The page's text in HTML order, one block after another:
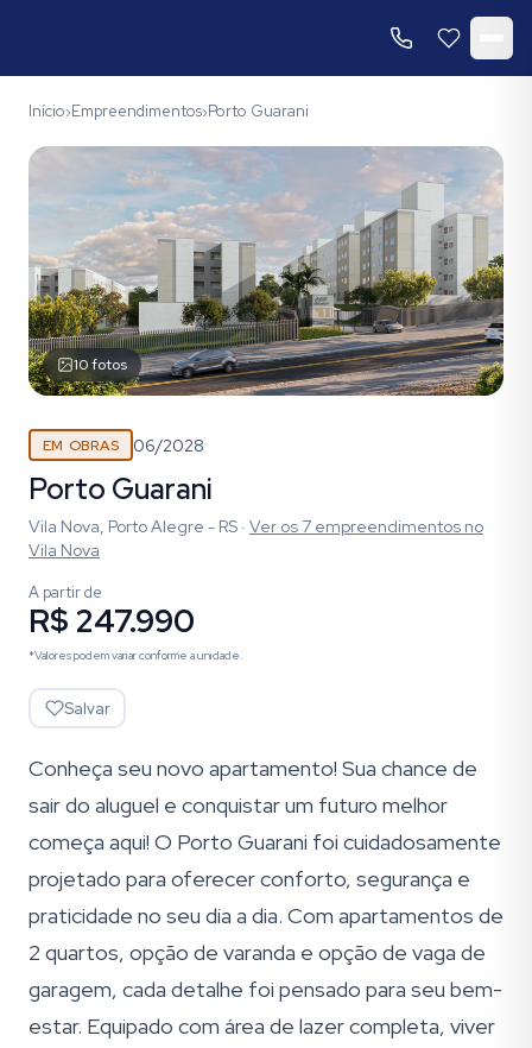
Início›Empreendimentos›Porto Guarani
10fotos
EM OBRAS 06/2028
Porto Guarani
Vila Nova, Porto Alegre - RS · Ver os 7 empreendimentos no
Vila Nova
A partir de
R$ 247.990
*Valores podem variar conforme a unidade.
Salvar
Conheça seu novo apartamento! Sua chance de
sair do aluguel e conquistar um futuro melhor
começa aqui! O Porto Guarani foi cuidadosamente
projetado para oferecer conforto, segurança e
praticidade no seu dia a dia. Com apartamentos de
2 quartos, opção de varanda e opção de vaga de
garagem, cada detalhe foi pensado para seu bem-
estar. Equipado com área de lazer completa, viver